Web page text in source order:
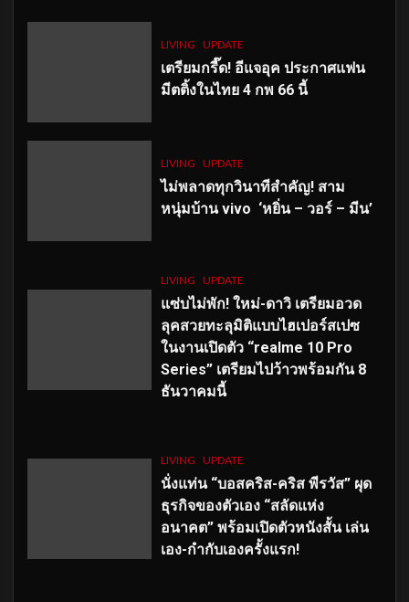
LIVING UPDATE
เตรียมกรี๊ด! อีแจอุค ประกาศแฟน
มีตติ้งในไทย 4 กพ 66 นี้
LIVING UPDATE
ไม่พลาดทุกวินาทีสำคัญ! สาม
หนุ่มบ้าน vivo ‘หยิ่น – วอร์ – มีน’
LIVING UPDATE
แซ่บไม่พัก! ใหม่-ดาวิ เตรียมอวด
ลุคสวยทะลุมิติแบบไฮเปอร์สเปซ
ในงานเปิดตัว “realme 10 Pro
Series” เตรียมไปว้าวพร้อมกัน 8
ธันวาคมนี้
LIVING UPDATE
นั่งแท่น “บอสคริส-คริส พีรวัส” ผุด
ธุรกิจของตัวเอง “สลัดแห่ง
อนาคต” พร้อมเปิดตัวหนังสั้น เล่น
เอง-กำกับเองครั้งแรก!